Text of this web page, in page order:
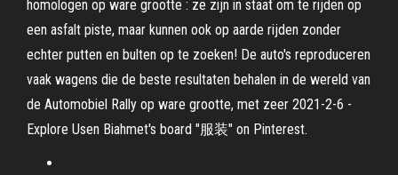
homologen op ware grootte : ze zijn in staat om te rijden op
een asfalt piste, maar kunnen ook op aarde rijden zonder
echter putten en bulten op te zoeken! De auto's reproduceren
vaak wagens die de beste resultaten behalen in de wereld van
de Automobiel Rally op ware grootte, met zeer 2021-2-6 -
Explore Usen Biahmet's board "服装" on Pinterest.